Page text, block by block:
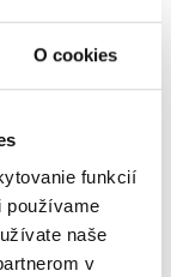
O cookies
funkcií
používame
naše
v
dopravné
(2. akosť)
Jeremies